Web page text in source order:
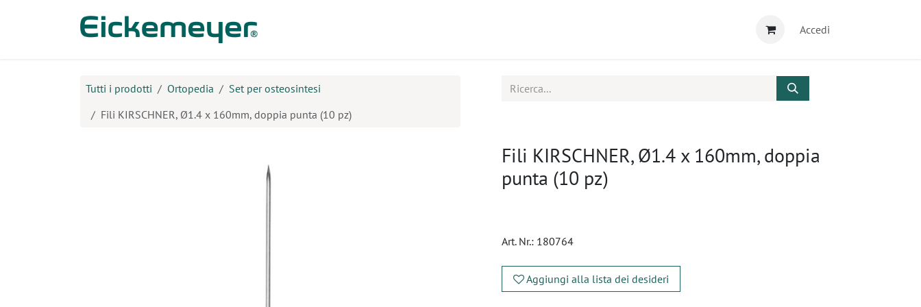
Accedi
Tutti i prodotti Ortopedia
Set per osteosintesi
Fili KIRSCHNER, Ø1.4 x 160mm, doppia punta (10 pz)
Fili KIRSCHNER, Ø1.4 x 160mm, doppia
punta (10 pz)
Art. Nr.: 180764
Aggiungi alla lista dei desideri